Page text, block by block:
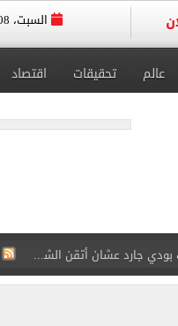
السبت، 08 أغسطس 2026
عالم تحقيقات اقتصاد
القاضي المزيف: اشتريت بدلتين من سوق الجمعة واستأجرت بودي جارد عشان أتقن الشخصية